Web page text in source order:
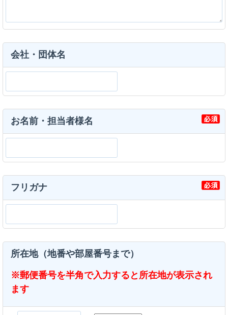
会社・団体名
お名前・担当者様名
フリガナ
所在地（地番や部屋番号まで）
※郵便番号を半角で入力すると所在地が表示され
ます